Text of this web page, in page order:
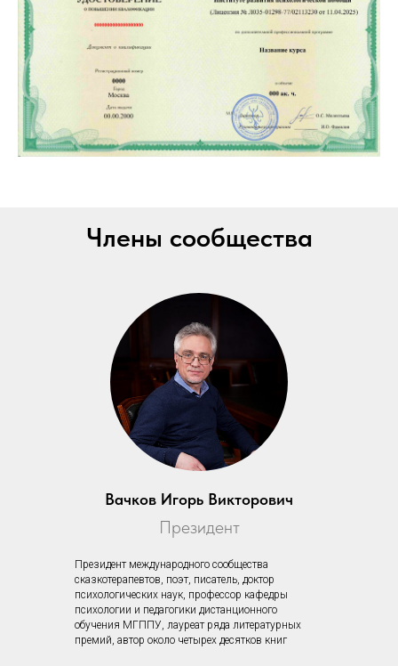
Члены сообщества
Вачков Игорь Викторович
Президент
Президент международного сообщества
сказкотерапевтов, поэт, писатель, доктор
психологических наук, профессор кафедры
психологии и педагогики дистанционного
обучения МГППУ, лауреат ряда литературных
премий, автор около четырех десятков книг